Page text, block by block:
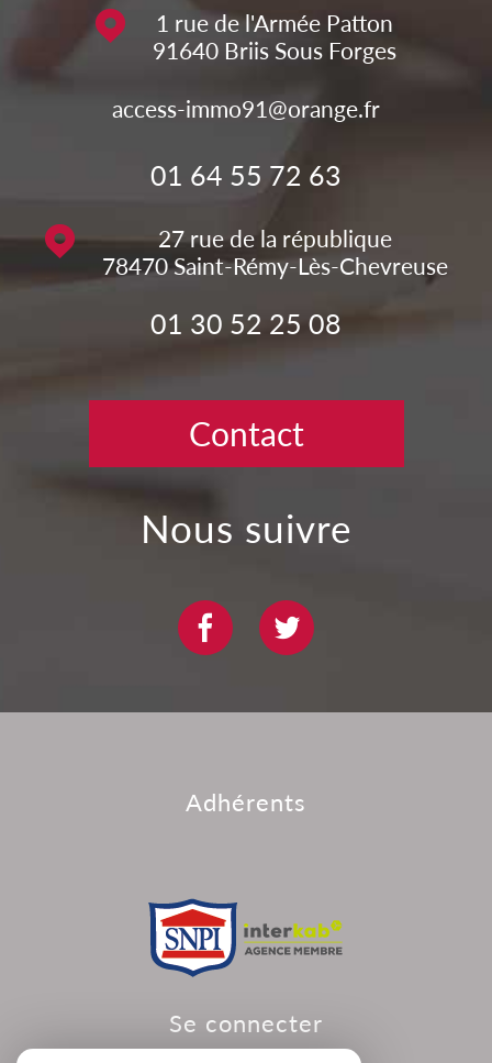
1 rue de l'Armée Patton
91640 Briis Sous Forges
access-immo91@orange.fr
01 64 55 72 63
27 rue de la république
78470 Saint-Rémy-Lès-Chevreuse
01 30 52 25 08
Contact
nous suivre
adhérents
se connecter